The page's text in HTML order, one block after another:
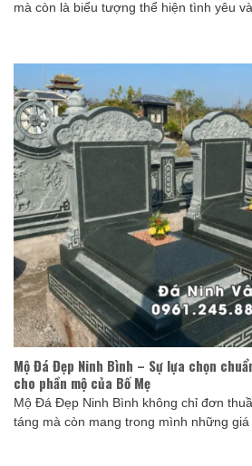
mà còn là biểu tượng thể hiện tình yêu
Mộ Đá Đẹp Ninh Bình – Sự lựa chọn
cho phần mộ của Bố Mẹ
Mộ Đá Đẹp Ninh Bình không chỉ đơn
táng mà còn mang trong mình những giá